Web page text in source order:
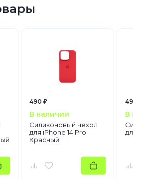
490 ₽
В наличии
Силиконовый чехол
для iPhone 14 Pro
Красный
490
В
для